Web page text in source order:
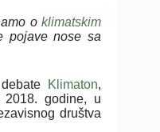
oklimatskim
pojave nose sa
Klimaton,
godine, u
društva